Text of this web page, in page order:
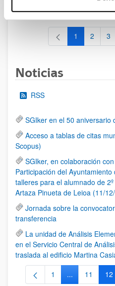
al 30/07/2026 (ambos incluídos)
Página
1 Página
2 3
Noticias
RSS
SGIker en el 50
Acceso a tablas de citas
Scopus)
SGIker, en colaboración
Participación del
talleres para el alumnado de
Artaza Pinueta de Leioa (11/
Jornada sobre la
transferencia
La unidad de Análisis
en el Servicio Central de
traslada al edificio Martina
Página
1 ...PáginasPágina
11 12